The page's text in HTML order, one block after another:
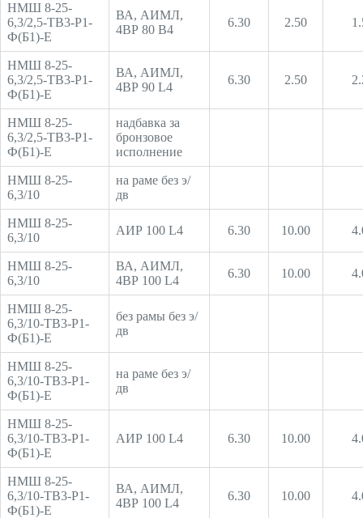
НМШ 8-25-
6,3/2,5-ТВ3-Р1-
Ф(Б1)-Е
ВА, АИМЛ,
4ВР 80 В4
6.30 2.50
НМШ 8-25-
6,3/2,5-ТВ3-Р1-
Ф(Б1)-Е
ВА, АИМЛ,
4ВР 90 L4
6.30 2.50
НМШ 8-25-
6,3/2,5-ТВ3-Р1-
Ф(Б1)-Е
надбавка за
бронзовое
исполнение
НМШ 8-25-
6,3/10
на раме без э/
дв
НМШ 8-25-
6,3/10
АИР 100 L4 6.30 10.00
НМШ 8-25-
6,3/10
ВА, АИМЛ,
4ВР 100 L4
6.30 10.00
НМШ 8-25-
6,3/10-ТВ3-Р1-
Ф(Б1)-Е
без рамы без э/
дв
НМШ 8-25-
6,3/10-ТВ3-Р1-
Ф(Б1)-Е
на раме без э/
дв
НМШ 8-25-
6,3/10-ТВ3-Р1-
Ф(Б1)-Е
АИР 100 L4 6.30 10.00
НМШ 8-25-
6,3/10-ТВ3-Р1-
Ф(Б1)-Е
ВА, АИМЛ,
4ВР 100 L4
6.30 10.00